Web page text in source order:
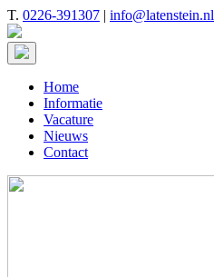
T. 0226-391307 | info@latenstein.nl
Home
Informatie
Vacature
Nieuws
Contact